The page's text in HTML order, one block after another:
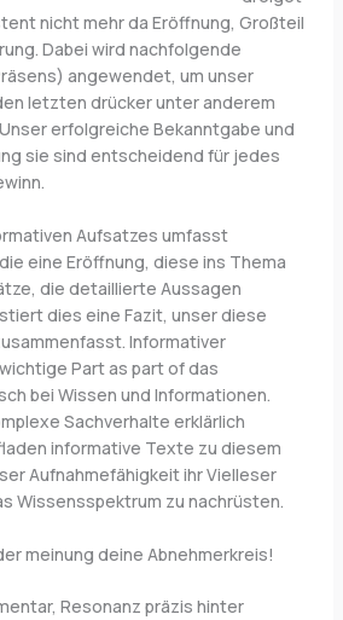
nicht mehr da Eröffnung, Großteil
Dabei wird nachfolgende
angewendet, um unser
letzten drücker unter anderem
erfolgreiche Bekanntgabe und
sie sind entscheidend für jedes
Aufsatzes umfasst
eine Eröffnung, diese ins Thema
die detaillierte Aussagen
dies eine Fazit, unser diese
Informativer
Part as part of das
bei Wissen und Informationen.
Sachverhalte erklärlich
informative Texte zu diesem
Aufnahmefähigkeit ihr Vielleser
Wissensspektrum zu nachrüsten.
meinung deine Abnehmerkreis!
Resonanz präzis hinter